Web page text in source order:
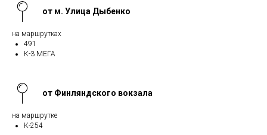
от м. Улица Дыбенко
на маршрутках
491
К-3 МЕГА
от Финляндского вокзала
на маршрутке
К-254